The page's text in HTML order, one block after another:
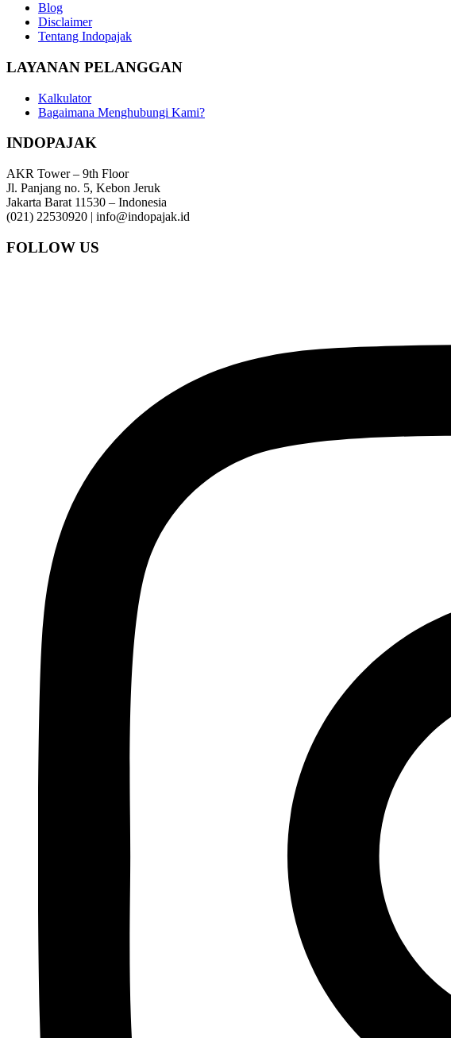
Blog
Disclaimer
Tentang Indopajak
LAYANAN PELANGGAN
Kalkulator
Bagaimana Menghubungi Kami?
INDOPAJAK
AKR Tower – 9th Floor
Jl. Panjang no. 5, Kebon Jeruk
Jakarta Barat 11530 – Indonesia
(021) 22530920 | info@indopajak.id
FOLLOW US